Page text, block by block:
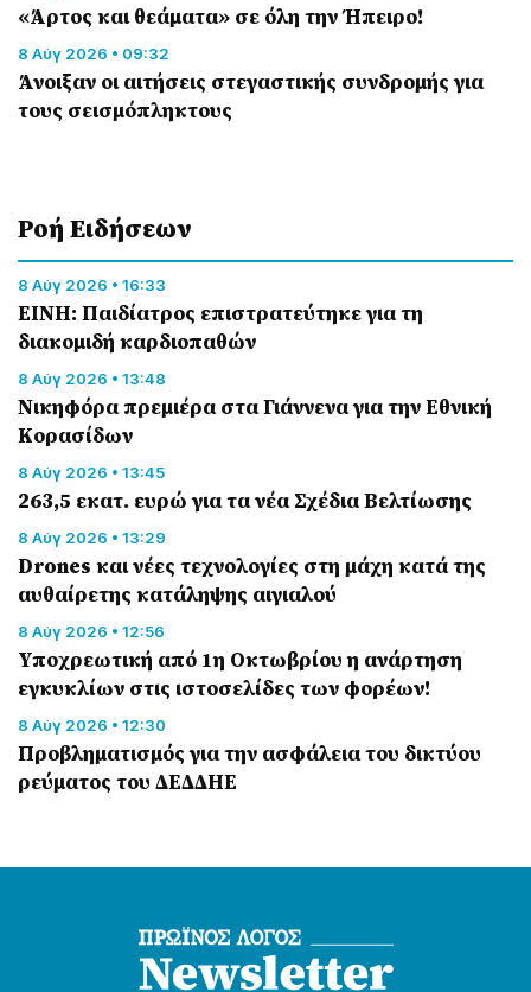
«Άρτος και θεάματα» σε όλη την Ήπειρο!
8 Αύγ 2026 • 09:32
Άνοιξαν οι αιτήσεις στεγαστικής συνδρομής για
τους σεισμόπληκτους
Ροή Eιδήσεων
8 Αύγ 2026 • 16:33
ΕΙΝΗ: Παιδίατρος επιστρατεύτηκε για τη
διακομιδή καρδιοπαθών
8 Αύγ 2026 • 13:48
Nικηφόρα πρεμιέρα στα Γιάννενα για την Εθνική
Κορασίδων
8 Αύγ 2026 • 13:45
263,5 εκατ. ευρώ για τα νέα Σχέδια Βελτίωσης
8 Αύγ 2026 • 13:29
Drones και νέες τεχνολογίες στη μάχη κατά της
αυθαίρετης κατάληψης αιγιαλού
8 Αύγ 2026 • 12:56
Υποχρεωτική από 1η Οκτωβρίου η ανάρτηση
εγκυκλίων στις ιστοσελίδες των φορέων!
8 Αύγ 2026 • 12:30
Προβληματισμός για την ασφάλεια του δικτύου
ρεύματος του ΔΕΔΔΗΕ